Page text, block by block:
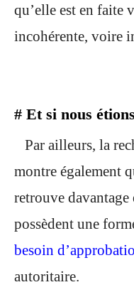
qu’elle est en faite
incohérente, voire
# Et si nous
Par ailleurs, la
montre également
retrouve davantage
possèdent une
besoin
autoritaire.